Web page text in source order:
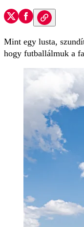
Mint egy lusta,
hogy futballálmuk a